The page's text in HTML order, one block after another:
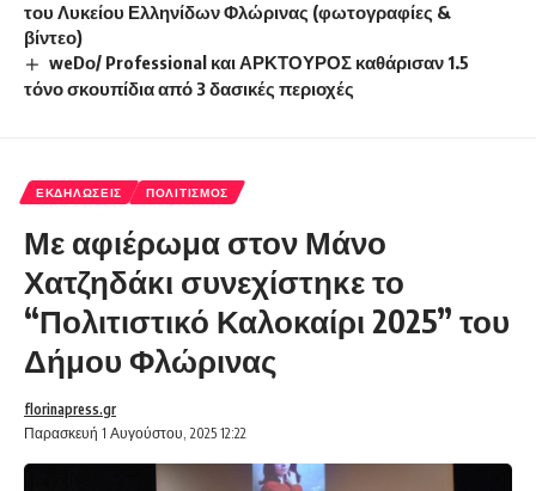
του Λυκείου Ελληνίδων Φλώρινας (φωτογραφίες &
βίντεο)
weDο/ Professional και ΑΡΚΤΟΥΡΟΣ καθάρισαν 1.5
τόνο σκουπίδια από 3 δασικές περιοχές
ΕΚΔΗΛΏΣΕΙΣ ΠΟΛΙΤΙΣΜΌΣ
Με αφιέρωμα στον Μάνο
Χατζηδάκι συνεχίστηκε το
“Πολιτιστικό Καλοκαίρι 2025” του
Δήμου Φλώρινας
Παρασκευή 1 Αυγούστου, 2025 12:22
florinapress.gr